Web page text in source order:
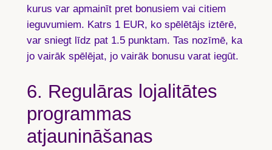
kurus var apmainīt pret bonusiem vai citiem
ieguvumiem. Katrs 1 EUR, ko spēlētājs iztērē,
var sniegt līdz pat 1.5 punktam. Tas nozīmē, ka
jo vairāk spēlējat, jo vairāk bonusu varat iegūt.
6. Regulāras lojalitātes
programmas
atjaunināšanas